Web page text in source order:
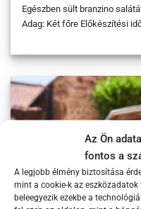
Az Ön
fontos a
A legjobb élmény biztosítása
mint a cookie-k az
beleegyezik ezekbe a
Egészben sült branzino
Adag: Két főre Előkészítési